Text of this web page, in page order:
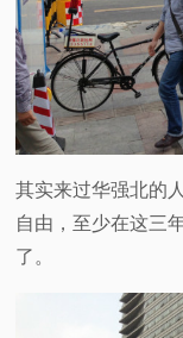
其实来过华强北的
自由，至少在这三
了。